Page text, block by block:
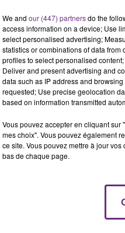
et matériels.
appartiennent à
élan de solidarité.
de la frontière
de la distribution à la
présente, ce lundi
FM
We and our (447) partnersdo the
access information on a device; Use
select personalised advertising;
statistics or combinations of data
profiles to select personalised
Deliver and present advertising and
data such as IP address and
requested; Use precise geolocation
based on information transmitted
Vous pouvez accepter en cliquant sur
mes choix". Vous pouvez également
ce site. Vous pouvez mettre à jour
bas de chaque page.